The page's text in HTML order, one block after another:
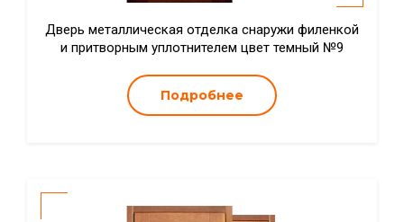
Дверь металлическая отделка снаружи филенкой
и притворным уплотнителем цвет темный №9
Подробнее